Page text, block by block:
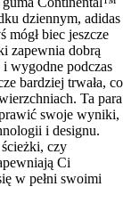
dziennym, adidas
mógł biec jeszcze
zapewnia dobrą
wygodne podczas
bardziej trwała, co
Ta para
swoje wyniki,
i designu.
czy
Ci
w pełni swoimi